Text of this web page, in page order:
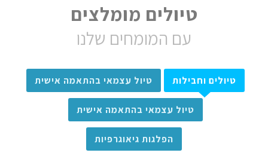
טיולים מומלצים
עם המומחים שלנו
טיולים וחבילות טיול עצמאי בהתאמה אישית
טיול עצמאי בהתאמה אישית
הפלגות גיאוגרפיות